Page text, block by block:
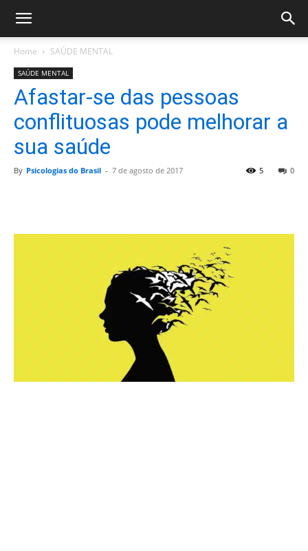
Home SAÚDE MENTAL
SAÚDE MENTAL
Afastar-se das pessoas
conflituosas pode melhorar a
sua saúde
By Psicologias do Brasil - 7 de agosto de 2017 0
5